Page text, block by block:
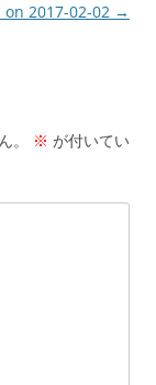
on 2017-02-02 →
。 ※ が付いてい